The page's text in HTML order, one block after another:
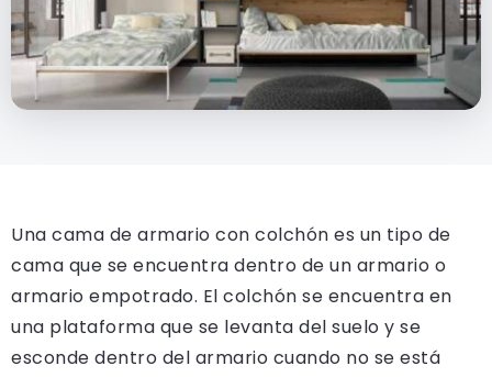
Una cama de armario con colchón es un tipo de
cama que se encuentra dentro de un armario o
armario empotrado. El colchón se encuentra en
una plataforma que se levanta del suelo y se
esconde dentro del armario cuando no se está